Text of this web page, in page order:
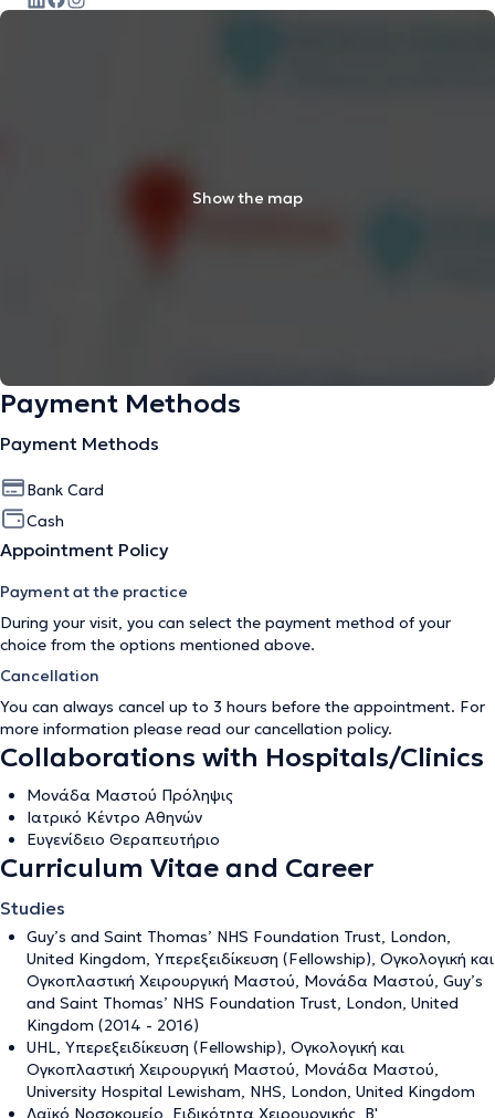
Show the map
Payment Methods
Payment Methods
Bank Card
Cash
Appointment Policy
Payment at the practice
During your visit, you can select the payment method of your
choice from the options mentioned above.
Cancellation
You can always cancel up to 3 hours before the appointment. For
more information please read our cancellation policy.
Collaborations with Hospitals/Clinics
Μονάδα Μαστού Πρόληψις
Ιατρικό Κέντρο Αθηνών
Ευγενίδειο Θεραπευτήριο
Curriculum Vitae and Career
Studies
Guy’s and Saint Thomas’ NHS Foundation Trust, London,
United Kingdom, Υπερεξειδίκευση (Fellowship), Ογκολογική και
Ογκοπλαστική Χειρουργική Μαστού, Μονάδα Μαστού, Guy’s
and Saint Thomas’ NHS Foundation Trust, London, United
Kingdom (2014 - 2016)
UHL, Υπερεξειδίκευση (Fellowship), Ογκολογική και
Ογκοπλαστική Χειρουργική Μαστού, Μονάδα Μαστού,
University Hospital Lewisham, NHS, London, United Kingdom
Λαϊκό Νοσοκομείο, Ειδικότητα Χειρουργικής, Β'